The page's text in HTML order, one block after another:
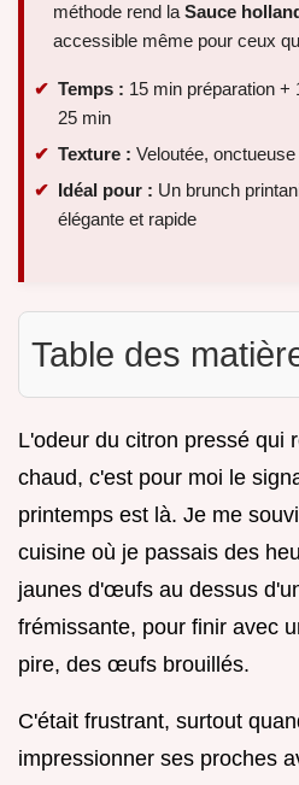
méthode rend la Sauce
accessible même pour ceux
Temps : 15 min préparation +
25 min
Texture : Veloutée,
Idéal pour : Un brunch
élégante et rapide
Table des
L'odeur du citron pressé qui
chaud, c'est pour moi le
printemps est là. Je me
cuisine où je passais des
jaunes d'œufs au dessus
frémissante, pour finir avec
pire, des œufs brouillés.
C'était frustrant, surtout
impressionner ses proches